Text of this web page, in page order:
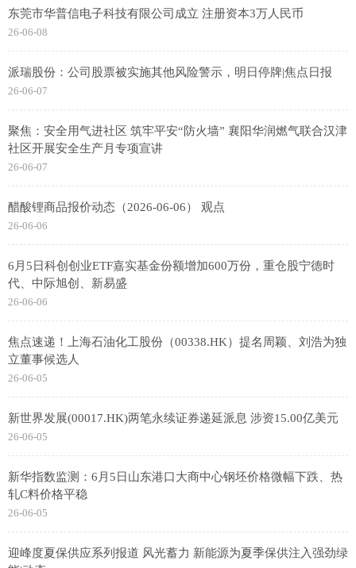
东莞市华普信电子科技有限公司成立 注册资本3万人民币
26-06-08
派瑞股份：公司股票被实施其他风险警示，明日停牌|焦点日报
26-06-07
聚焦：安全用气进社区 筑牢平安“防火墙” 襄阳华润燃气联合汉津
社区开展安全生产月专项宣讲
26-06-07
醋酸锂商品报价动态（2026-06-06） 观点
26-06-06
6月5日科创创业ETF嘉实基金份额增加600万份，重仓股宁德时
代、中际旭创、新易盛
26-06-06
焦点速递！上海石油化工股份（00338.HK）提名周颖、刘浩为独
立董事候选人
26-06-05
新世界发展(00017.HK)两笔永续证券递延派息 涉资15.00亿美元
26-06-05
新华指数监测：6月5日山东港口大商中心钢坯价格微幅下跌、热
轧C料价格平稳
26-06-05
迎峰度夏保供应系列报道 风光蓄力 新能源为夏季保供注入强劲绿